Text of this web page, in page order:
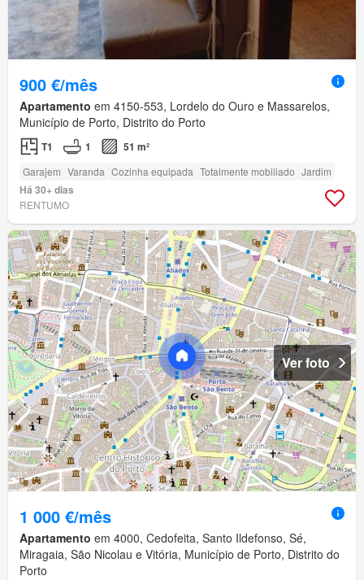
900 €/mês
Apartamento em 4150-553, Lordelo do Ouro e Massarelos,
Município de Porto, Distrito do Porto
T1 1 51 m²
Garajem Varanda Cozinha equipada Totalmente mobiliado Jardim
Há 30+ dias
RENTUMO
Ver foto
1 000 €/mês
Apartamento em 4000, Cedofeita, Santo Ildefonso, Sé,
Miragaia, São Nicolau e Vitória, Município de Porto, Distrito do
Porto